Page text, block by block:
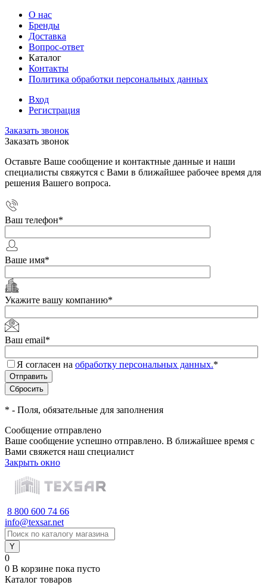
О нас
Бренды
Доставка
Вопрос-ответ
Каталог
Контакты
Политика обработки персональных данных
Вход
Регистрация
Заказать звонок
Заказать звонок
Оставьте Ваше сообщение и контактные данные и наши
специалисты свяжутся с Вами в ближайшее рабочее время для
решения Вашего вопроса.
Ваш телефон*
Ваше имя*
Укажите вашу компанию*
Ваш email*
Я согласен на обработку персональных данных.*
* - Поля, обязательные для заполнения
Сообщение отправлено
Ваше сообщение успешно отправлено. В ближайшее время с
Вами свяжется наш специалист
Закрыть окно
8 800 600 74 66
info@texsar.net
0
0 В корзине пока пусто
Каталог товаров